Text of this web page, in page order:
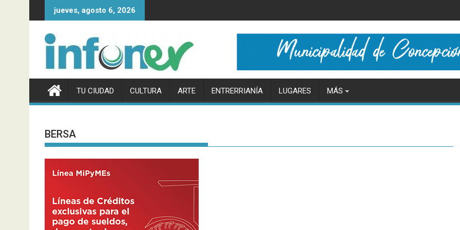
al
jueves, agosto 6, 2026
TU CIUDAD CULTURA ARTE ENTRERRIANÍA LUGARES MÁS
BERSA